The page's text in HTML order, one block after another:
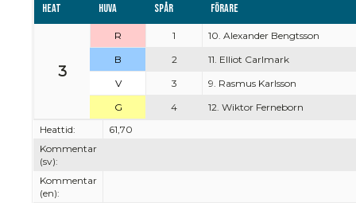
Heat Huva Spår Förare
3
R 1
10. Alexander Bengtsson
B
2
11. Elliot Carlmark
V
3
9. Rasmus Karlsson
G
4
12. Wiktor Ferneborn
Heattid:
61,70
Kommentar
(sv):
Kommentar
(en):